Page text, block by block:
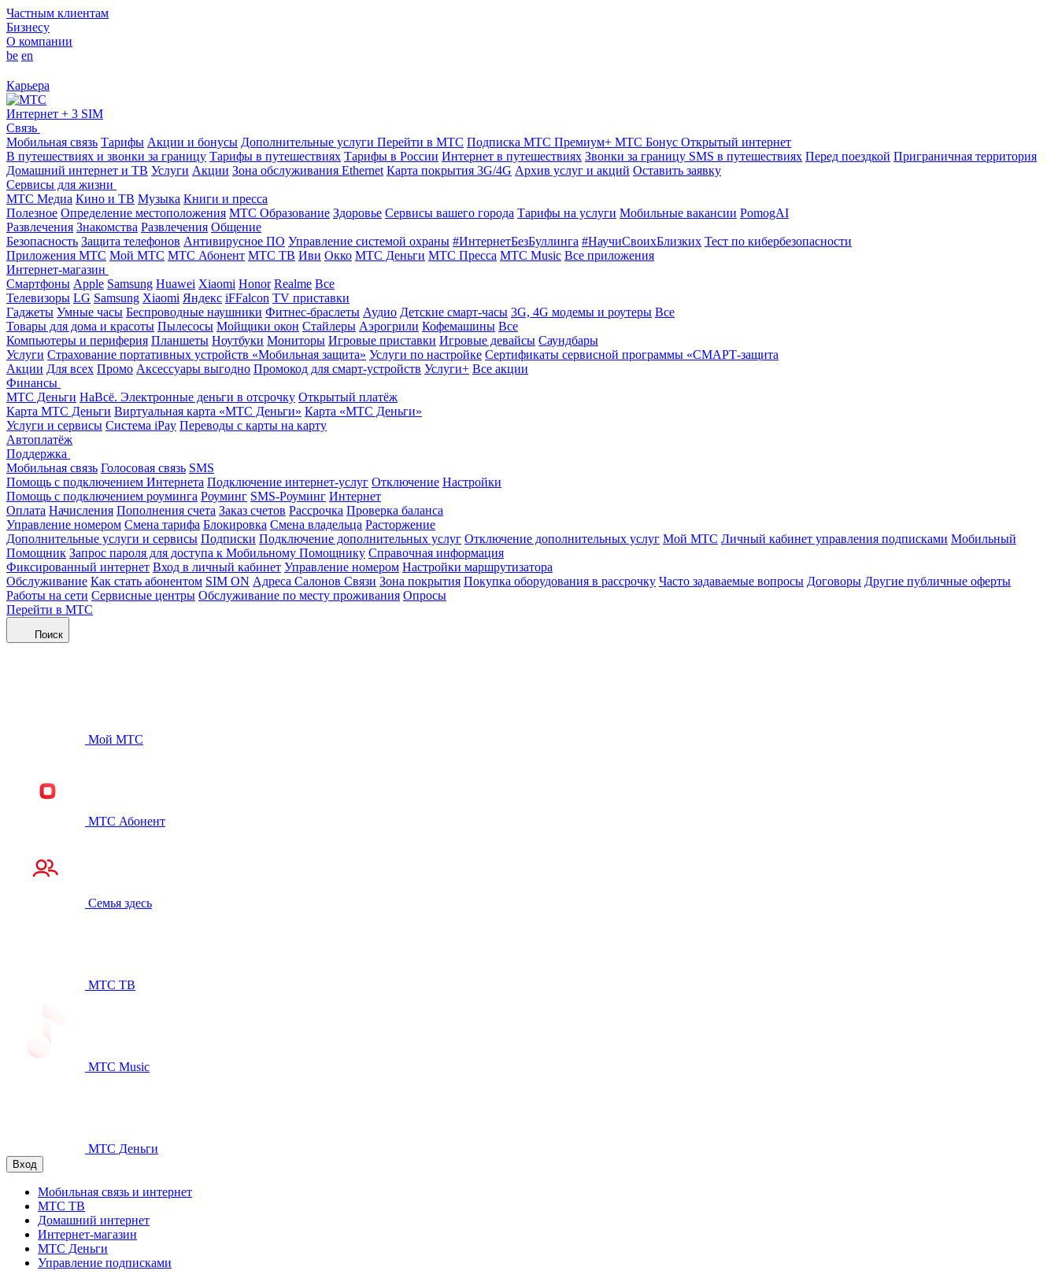
Частным клиентам
Бизнесу
О компании
be en
Карьера
Интернет + 3 SIM
Связь
Мобильная связь Тарифы Акции и бонусы Дополнительные услуги Перейти в МТС Подписка МТС Премиум+ МТС Бонус Открытый интернет
В путешествиях и звонки за границу Тарифы в путешествиях Тарифы в России Интернет в путешествиях Звонки за границу SMS в путешествиях Перед поездкой Приграничная территория
Домашний интернет и ТВ Услуги Акции Зона обслуживания Ethernet Карта покрытия 3G/4G Архив услуг и акций Оставить заявку
Сервисы для жизни
МТС Медиа Кино и ТВ Музыка Книги и пресса
Полезное Определение местоположения МТС Образование Здоровье Сервисы вашего города Тарифы на услуги Мобильные вакансии PomogAI
Развлечения Знакомства Развлечения Общение
Безопасность Защита телефонов Антивирусное ПО Управление системой охраны #ИнтернетБезБуллинга #НаучиСвоихБлизких Тест по кибербезопасности
Приложения МТС Мой МТС МТС Абонент МТС ТВ Иви Окко МТС Деньги МТС Пресса МТС Music Все приложения
Интернет-магазин
Смартфоны Apple Samsung Huawei Xiaomi Honor Realme Все
Телевизоры LG Samsung Xiaomi Яндекс iFFalcon TV приставки
Гаджеты Умные часы Беспроводные наушники Фитнес-браслеты Аудио Детские смарт-часы 3G, 4G модемы и роутеры Все
Товары для дома и красоты Пылесосы Мойщики окон Стайлеры Аэрогрили Кофемашины Все
Компьютеры и периферия Планшеты Ноутбуки Мониторы Игровые приставки Игровые девайсы Саундбары
Услуги Страхование портативных устройств «Мобильная защита» Услуги по настройке Сертификаты сервисной программы «СМАРТ-защита
Акции Для всех Промо Аксессуары выгодно Промокод для смарт-устройств Услуги+ Все акции
Финансы
МТС Деньги НаВсё. Электронные деньги в отсрочку Открытый платёж
Карта МТС Деньги Виртуальная карта «МТС Деньги» Карта «МТС Деньги»
Услуги и сервисы Система iPay Переводы с карты на карту
Автоплатёж
Поддержка
Мобильная связь Голосовая связь SMS
Помощь с подключением Интернета Подключение интернет-услуг Отключение Настройки
Помощь с подключением роуминга Роуминг SMS-Роуминг Интернет
Оплата Начисления Пополнения счета Заказ счетов Рассрочка Проверка баланса
Управление номером Смена тарифа Блокировка Смена владельца Расторжение
Дополнительные услуги и сервисы Подписки Подключение дополнительных услуг Отключение дополнительных услуг Мой МТС Личный кабинет управления подписками Мобильный
Помощник Запрос пароля для доступа к Мобильному Помощнику Справочная информация
Фиксированный интернет Вход в личный кабинет Управление номером Настройки маршрутизатора
Обслуживание Как стать абонентом SIM ON Адреса Салонов Связи Зона покрытия Покупка оборудования в рассрочку Часто задаваемые вопросы Договоры Другие публичные оферты
Работы на сети Сервисные центры Обслуживание по месту проживания Опросы
Перейти в МТС
Поиск
Мой МТС
МТС Абонент
Семья здесь
МТС ТВ
МТС Music
МТС Деньги
Вход
Мобильная связь и интернет
МТС ТВ
Домашний интернет
Интернет-магазин
МТС Деньги
Управление подписками